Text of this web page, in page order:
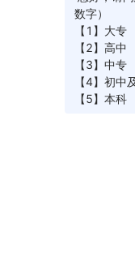
照相关规定组织
通过广东省自学
发现分数有误的
考生确认的联系